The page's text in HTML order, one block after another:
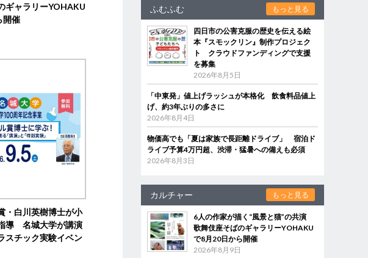
ギャラリーYOHAKU
開催
・白川英樹博士が小
導 名城大学が講演
スチック実験イベン
ふむふむ もっと見る
四日市の公害克服の歴史を伝える絵
本『スモックリン』制作プロジェク
ト クラウドファンディングで支援
を募集
2026年8月5日
「中東発」値上げラッシュが本格化 飲食料品値上
げ、約3年ぶりの多さに
2026年8月4日
物価高でも「夏は家族で長距離ドライブ」 宿泊ド
ライブ予算4万円超、渋滞・猛暑への備えも必須
2026年8月3日
カルチャー もっと見る
6人の作家が描く“風景と猫”の共演
歌舞伎座そばのギャラリーYOHAKU
で8月20日から開催
2026年8月9日